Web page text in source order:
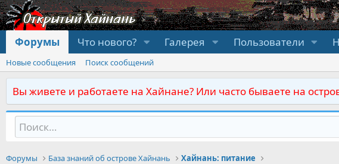
Форумы Что нового? Галерея Пользователи
Новые сообщения Поиск сообщений
Вы живете и работаете на Хайнане? Или часто бываете на
Форумы База знаний об острове Хайнань Хайнань: питание